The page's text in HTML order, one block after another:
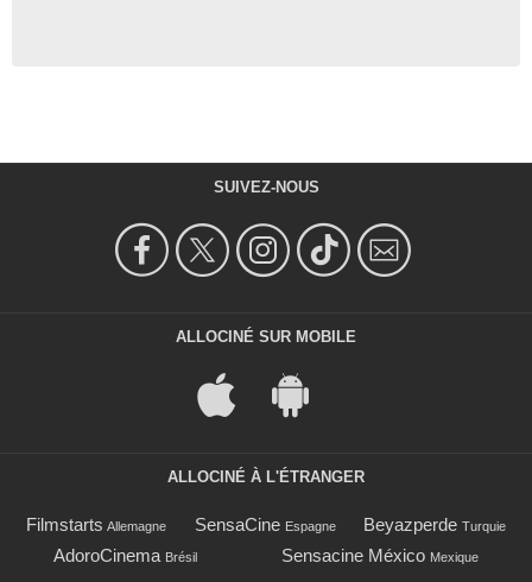
SUIVEZ-NOUS
ALLOCINÉ SUR MOBILE
ALLOCINÉ À L'ÉTRANGER
Filmstarts Allemagne SensaCine Espagne Beyazperde Turquie
AdoroCinema Brésil Sensacine México Mexique